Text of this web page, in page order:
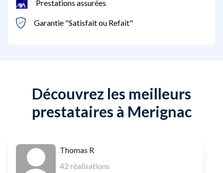
Prestations assurées
Garantie "Satisfait ou Refait"
Découvrez les meilleurs
prestataires à Merignac
Thomas R
42 réalisations